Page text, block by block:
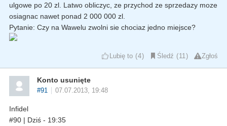
ulgowe po 20 zl. Latwo obliczyc, ze przychod ze sprzedazy moze
osiagnac nawet ponad 2 000 000 zl.
Pytanie: Czy na Wawelu zwolni sie chociaz jedno miejsce?
Lubię to 4 Śledź 11 Zgłoś
Konto usunięte
#91 07.07.2013, 19:48
Infidel
#90 | Dziś - 19:35